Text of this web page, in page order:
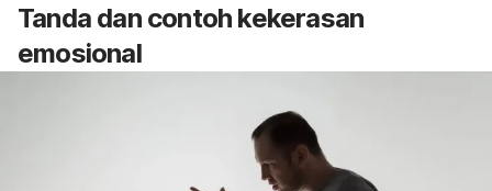
Tanda dan contoh kekerasan
emosional